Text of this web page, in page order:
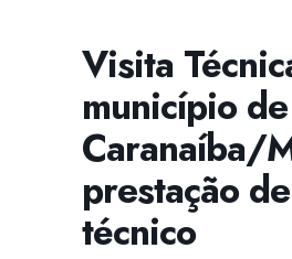
Visita
município de
Caranaíba/
prestação
técnico
CISSA
Assistente Virtual do CISAB